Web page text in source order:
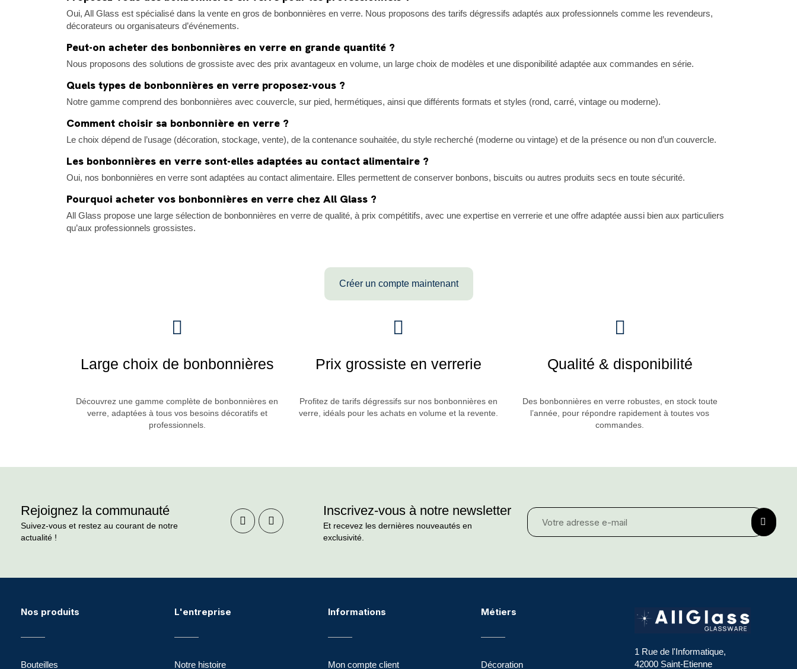
Oui, All Glass est spécialisé dans la vente en gros de bonbonnières en verre. Nous proposons des tarifs dégressifs adaptés aux professionnels comme les revendeurs,
décorateurs ou organisateurs d’événements.
Peut-on acheter des bonbonnières en verre en grande quantité ?
Nous proposons des solutions de grossiste avec des prix avantageux en volume, un large choix de modèles et une disponibilité adaptée aux commandes en série.
Quels types de bonbonnières en verre proposez-vous ?
Notre gamme comprend des bonbonnières avec couvercle, sur pied, hermétiques, ainsi que différents formats et styles (rond, carré, vintage ou moderne).
Comment choisir sa bonbonnière en verre ?
Le choix dépend de l’usage (décoration, stockage, vente), de la contenance souhaitée, du style recherché (moderne ou vintage) et de la présence ou non d’un couvercle.
Les bonbonnières en verre sont-elles adaptées au contact alimentaire ?
Oui, nos bonbonnières en verre sont adaptées au contact alimentaire. Elles permettent de conserver bonbons, biscuits ou autres produits secs en toute sécurité.
Pourquoi acheter vos bonbonnières en verre chez All Glass ?
All Glass propose une large sélection de bonbonnières en verre de qualité, à prix compétitifs, avec une expertise en verrerie et une offre adaptée aussi bien aux particuliers
qu’aux professionnels grossistes.
Créer un compte maintenant
Large choix de bonbonnières
Découvrez une gamme complète de bonbonnières en
verre, adaptées à tous vos besoins décoratifs et
professionnels.
Prix grossiste en verrerie
Profitez de tarifs dégressifs sur nos bonbonnières en
verre, idéals pour les achats en volume et la revente.
Qualité & disponibilité
Des bonbonnières en verre robustes, en stock toute
l’année, pour répondre rapidement à toutes vos
commandes.
Rejoignez la communauté
Suivez-vous et restez au courant de notre
actualité !
Inscrivez-vous à notre newsletter
Et recevez les dernières nouveautés en
exclusivité.
Nos produits
Bouteilles
L'entreprise
Notre histoire
Informations
Mon compte client
Métiers
Décoration
1 Rue de l'Informatique,
42000 Saint-Etienne